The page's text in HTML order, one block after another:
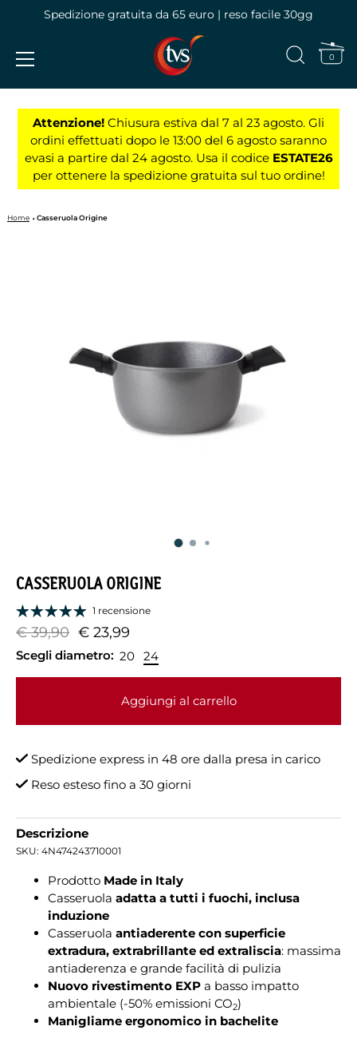
contenuto
Spedizione gratuita da 65 euro | reso facile 30gg
0
Attenzione! Chiusura estiva dal 7 al 23 agosto. Gli
ordini effettuati dopo le 13:00 del 6 agosto saranno
evasi a partire dal 24 agosto. Usa il codice ESTATE26
per ottenere la spedizione gratuita sul tuo ordine!
Home Casseruola Origine
CASSERUOLA ORIGINE
1 recensione
€ 39,90 € 23,99
Scegli diametro: 20 24
Aggiungi al carrello
Spedizione express in 48 ore dalla presa in carico
Reso esteso fino a 30 giorni
Descrizione
SKU: 4N474243710001
Prodotto Made in Italy
Casseruola adatta a tutti i fuochi, inclusa
induzione
Casseruola antiaderente con superficie
extradura, extrabrillante ed extraliscia: massima
antiaderenza e grande facilità di pulizia
Nuovo rivestimento EXP a basso impatto
ambientale (-50% emissioni CO2)
Manigliame ergonomico in bachelite